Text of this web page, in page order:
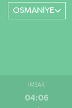
OSMANİYE
İMSAK
04:06